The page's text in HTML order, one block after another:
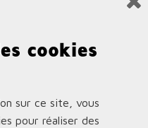
cookies
sur ce site, vous
pour réaliser des